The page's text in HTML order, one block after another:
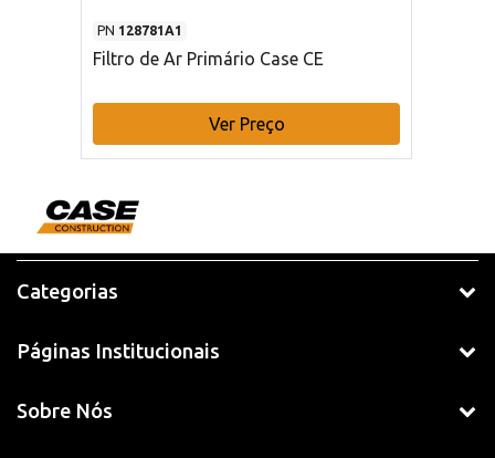
PN 128781A1
Filtro de Ar Primário Case CE
Ver Preço
Categorias
Páginas Institucionais
Sobre Nós